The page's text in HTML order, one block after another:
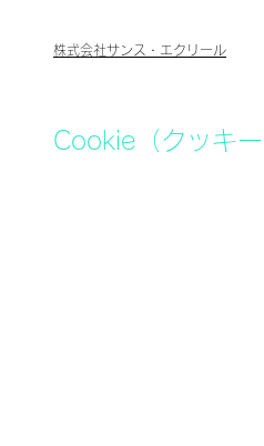
株式会社サンス・エクリール
Cookie（クッキ